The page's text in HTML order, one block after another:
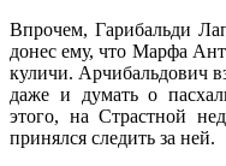
Впрочем, Гарибальди
донес ему, что Марфа
куличи. Арчибальдович
даже и думать о
этого, на Страстной
принялся следить за ней.